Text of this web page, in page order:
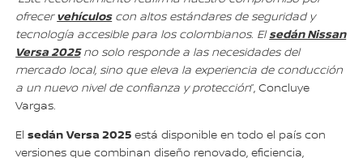
ofrecervehículoscon altos estándares de seguridad y
tecnología accesible para los colombianos. Elsedán Nissan
Versa 2025no solo responde a las necesidades del
mercado local, sino que eleva la experiencia de conducción
a un nuevo nivel de confianza y protección”, Concluye
Vargas.
Elsedán Versa 2025 está disponible en todo el país con
versiones que combinan diseño renovado, eficiencia,